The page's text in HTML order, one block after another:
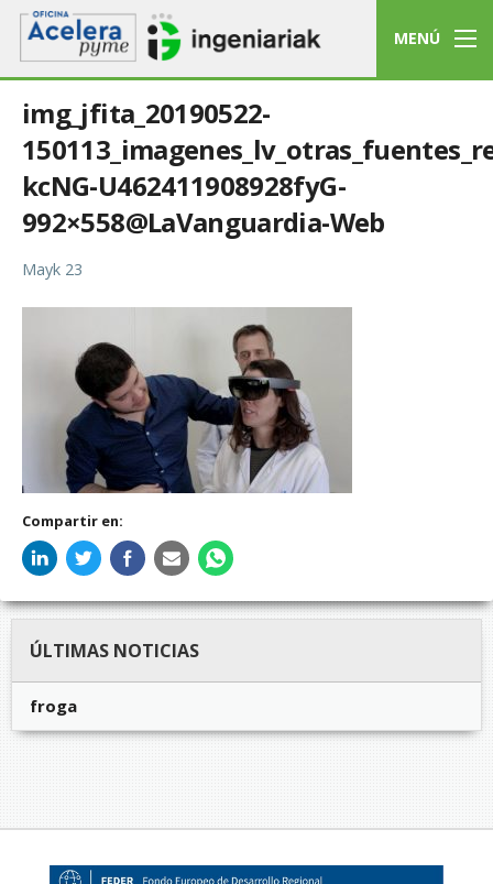
MENÚ
img_jfita_20190522-
kcNG-U462411908928fyG-
992×558@LaVanguardia-Web
Mayk 23
Compartir en:
ÚLTIMAS NOTICIAS
froga